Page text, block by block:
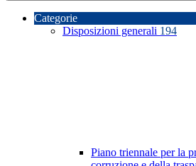
Categorie
Disposizioni generali 194
Piano triennale per la